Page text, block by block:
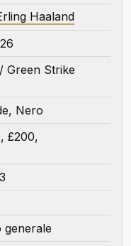
Haaland
Green Strike
Nero
£200,
generale